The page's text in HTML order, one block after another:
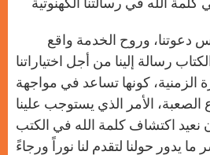
رسالة إلينا من أجل اختياراتنا
الزمنية، كونها تساعد في مواجهة
الصعبة، الأمر الذي يستوجب علينا
نعيد اكتشاف كلمة الله في الكتب
يدور حولنا لتقدم لنا نوراً ورجاءً